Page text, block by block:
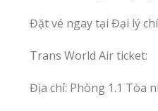
Đặt vé ngay tại Đại lý
Trans World Air ticket:
Địa chỉ: Phòng 1.1 Tòa